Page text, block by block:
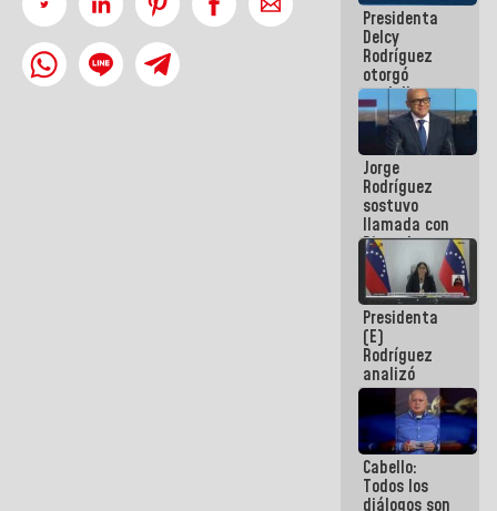
abordar
planes de
acción
Presidenta
Delcy
Rodríguez
otorgó
medalla
"Héroe de
Venezuela"
a servidores
públicos
Jorge
Rodríguez
sostuvo
llamada con
Dinorah
Figuera y
acuerdan
primer
encuentro
presencial
para el
diálogo
Presidenta
(E)
Rodríguez
analizó
junto a
gobernadores
planes de
recuperación
del Sistema
Eléctrico
Cabello:
Todos los
diálogos son